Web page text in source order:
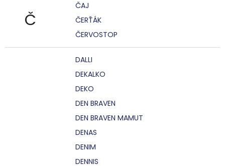
Č
ČAJ
ČERŤÁK
ČERVOSTOP
DALLI
DEKALKO
DEKO
DEN BRAVEN
DEN BRAVEN MAMUT
DENAS
DENIM
DENNIS